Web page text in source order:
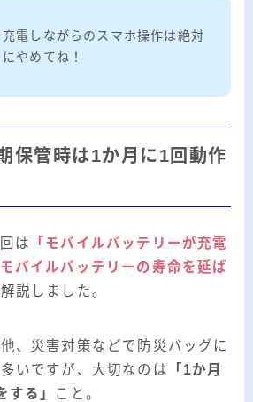
充電しながらのスマホ操作は絶対
にやめてね！
保管時は1か月に1回動作
は
「モバイルバッテリーが充電
バイルバッテリーの寿命を延ば
説しました。
、災害対策などで防災バッグに
いですが、大切なのは
「1か月
する」 こと。